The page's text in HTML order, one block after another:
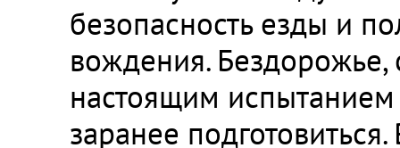
безопасность езды и
вождения. Бездорожье,
настоящим испытанием
заранее